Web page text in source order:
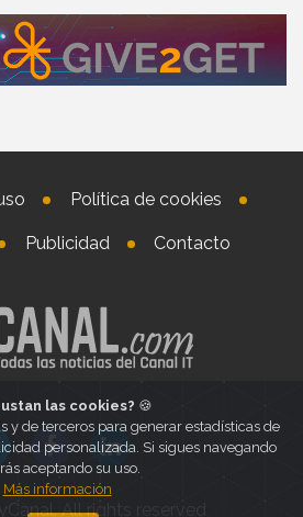
Política de cookies
Publicidad Contacto
All rights reserved
las cookies? 🍪
y de terceros para generar estadísticas de
personalizada. Si sigues navegando
aceptando su uso.
Más información